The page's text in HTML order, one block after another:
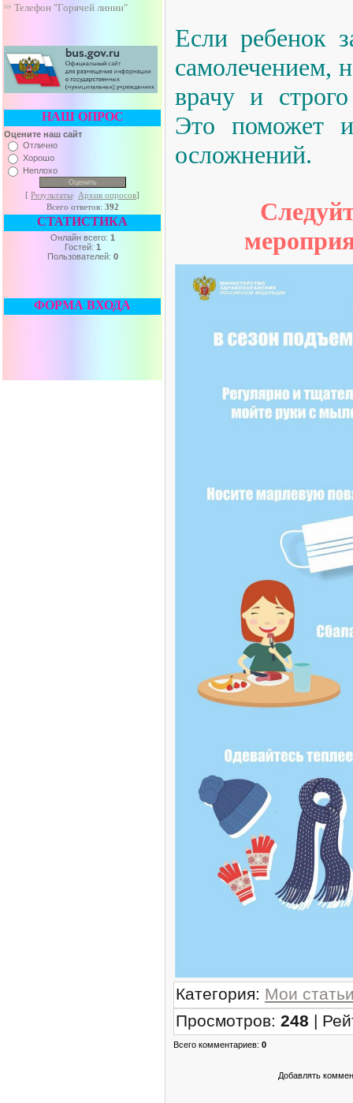
Телефон "Горячей линии"
НАШ ОПРОС
Оцените наш сайт
Отлично
Хорошо
Неплохо
[ Результаты· Архив опросов]
Всего ответов: 392
СТАТИСТИКА
Онлайн всего: 1
Гостей: 1
Пользователей: 0
ФОРМА ВХОДА
Если ребенок
самолечением,
врачу и
Это поможет
осложнений.
Категория: Мои
Просмотров: 248 |
Всего комментариев: 0
Добавлять